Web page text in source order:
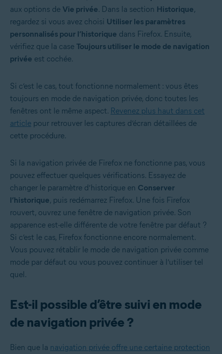
aux options de Vie privée. Dans la section Historique,
regardez si vous avez choisi Utiliser les paramètres
personnalisés pour l’historique dans Firefox. Ensuite,
vérifiez que la case Toujours utiliser le mode de navigation
privée est cochée.
Si c’est le cas, tout fonctionne normalement : vous êtes
toujours en mode de navigation privée, donc toutes les
fenêtres ont le même aspect. Revenez plus haut dans cet
article pour retrouver les captures d’écran détaillées de
cette procédure.
Si la navigation privée de Firefox ne fonctionne pas, vous
pouvez effectuer quelques vérifications. Essayez de
changer le paramètre d’historique en Conserver
l’historique, puis redémarrez Firefox. Une fois Firefox
rouvert, ouvrez une fenêtre de navigation privée. Son
apparence est-elle différente de votre fenêtre par défaut ?
Si c’est le cas, Firefox fonctionne encore normalement.
Vous pouvez rétablir le mode de navigation privée comme
mode par défaut ou vous pouvez continuer à l’utiliser tel
quel.
Est-il possible d’être suivi en mode
de navigation privée ?
Bien que la navigation privée offre une certaine protection